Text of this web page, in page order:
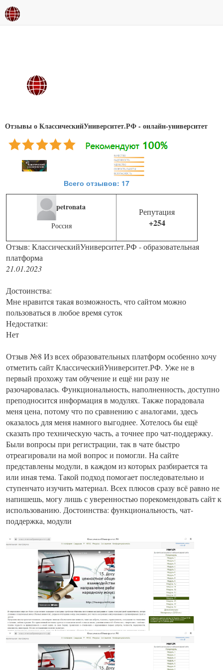
Отзывы о КлассическийУниверситет.РФ - онлайн-университет
Всего отзывов: 17
petronata
Россия
Репутация
+254
Отзыв: КлассическийУниверситет.РФ - образовательная
платформа
21.01.2023
Достоинства:
Мне нравится такая возможность, что сайтом можно
пользоваться в любое время суток
Недостатки:
Нет
Отзыв №8 Из всех образовательных платформ особенно хочу
отметить сайт КлассическийУниверситет.РФ. Уже не в
первый прохожу там обучение и ещё ни разу не
разочаровалась. Функциональность, наполненность, доступно
преподносится информация в модулях. Также порадовала
меня цена, потому что по сравнению с аналогами, здесь
оказалось для меня намного выгоднее. Хотелось бы ещё
сказать про техническую часть, а точнее про чат-поддержку.
Были вопросы при регистрации, так в чате быстро
отреагировали на мой вопрос и помогли. На сайте
представлены модули, в каждом из которых разбирается та
или иная тема. Такой подход помогает последовательно и
ступенчато изучить материал. Всех плюсов сразу всё равно не
напишешь, могу лишь с уверенностью порекомендовать сайт к
использованию. Достоинства: функциональность, чат-
поддержка, модули